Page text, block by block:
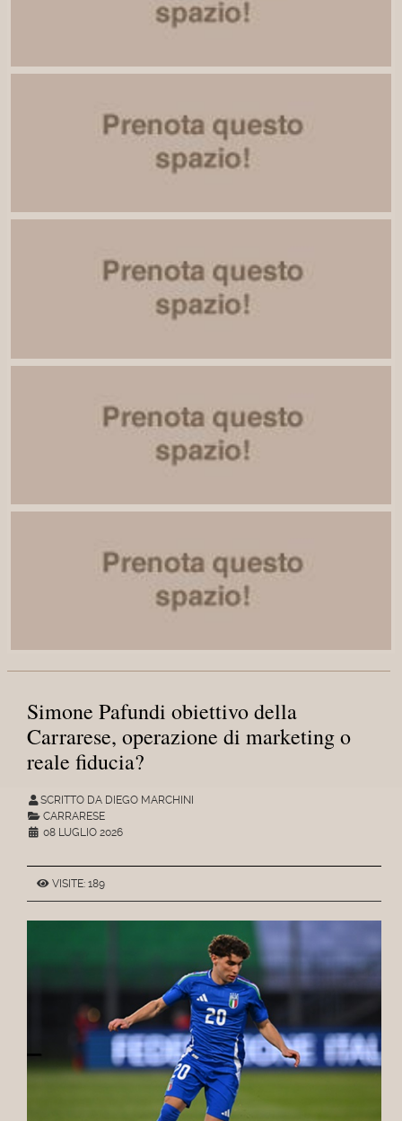
Simone Pafundi obiettivo della
Carrarese, operazione di marketing o
reale fiducia?
SCRITTO DA DIEGO MARCHINI
CARRARESE
08 LUGLIO 2026
VISITE: 189